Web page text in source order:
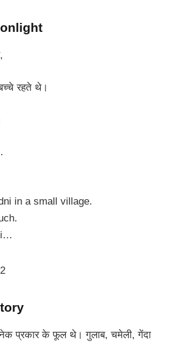
रहते थे।
in a small village.
प्रकार के फूल थे। गुलाब, चमेली, गेंदा